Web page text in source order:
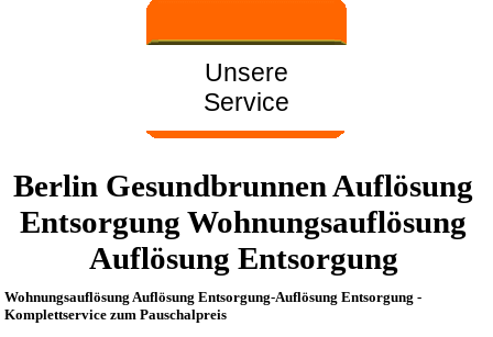
Unsere
Service
Berlin Gesundbrunnen Auflösung
Entsorgung Wohnungsauflösung
Auflösung Entsorgung
Wohnungsauflösung Auflösung Entsorgung-Auflösung Entsorgung -
Komplettservice zum Pauschalpreis